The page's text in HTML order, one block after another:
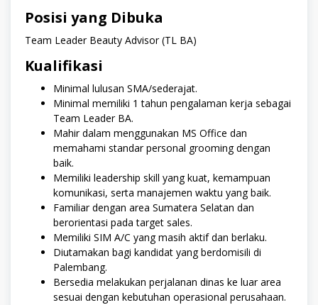
Posisi yang Dibuka
Team Leader Beauty Advisor (TL BA)
Kualifikasi
Minimal lulusan SMA/sederajat.
Minimal memiliki 1 tahun pengalaman kerja sebagai
Team Leader BA.
Mahir dalam menggunakan MS Office dan
memahami standar personal grooming dengan
baik.
Memiliki leadership skill yang kuat, kemampuan
komunikasi, serta manajemen waktu yang baik.
Familiar dengan area Sumatera Selatan dan
berorientasi pada target sales.
Memiliki SIM A/C yang masih aktif dan berlaku.
Diutamakan bagi kandidat yang berdomisili di
Palembang.
Bersedia melakukan perjalanan dinas ke luar area
sesuai dengan kebutuhan operasional perusahaan.